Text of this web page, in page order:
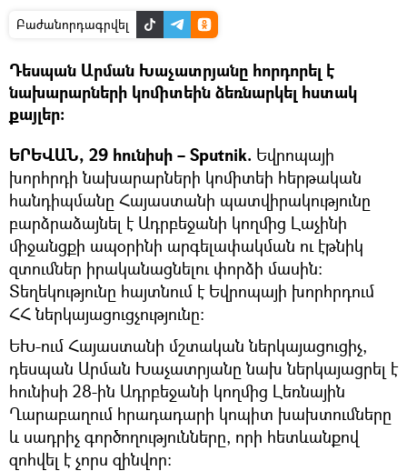
Բաժանորդագրվել
Դեսպան Արման Խաչատրյանը հորդորել է
նախարարների կոմիտեին ձեռնարկել հստակ
քայլեր։
ԵՐԵՎԱՆ, 29 հունիսի – Sputnik. Եվրոպայի
խորհրդի նախարարների կոմիտեի հերթական
հանդիպմանը Հայաստանի պատվիրակությունը
բարձրաձայնել է Ադրբեջանի կողմից Լաչինի
միջանցքի ապօրինի արգելափակման ու էթնիկ
զտումներ իրականացնելու փորձի մասին։
Տեղեկությունը հայտնում է Եվրոպայի խորհրդում
ՀՀ ներկայացուցչությունը։
ԵԽ-ում Հայաստանի մշտական ներկայացուցիչ,
դեսպան Արման Խաչատրյանը նախ ներկայացրել է
հունիսի 28-ին Ադրբեջանի կողմից Լեռնային
Ղարաբաղում հրադադարի կոպիտ խախտումները
և սադրիչ գործողությունները, որի հետևանքով
զոհվել է չորս զինվոր։